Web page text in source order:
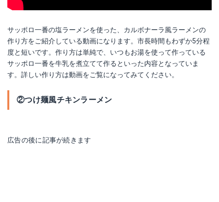
サッポロ一番の塩ラーメンを使った、カルボナーラ風ラーメンの
作り方をご紹介している動画になります。市長時間もわずか5分程
度と短いです。作り方は単純で、いつもお湯を使って作っている
サッポロ一番を牛乳を煮立てて作るといった内容となっていま
す。詳しい作り方は動画をご覧になってみてください。
②つけ麺風チキンラーメン
広告の後に記事が続きます